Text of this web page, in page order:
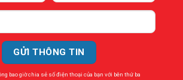
bao giờ chia sẻ số điện thoại của bạn với bên thứ ba